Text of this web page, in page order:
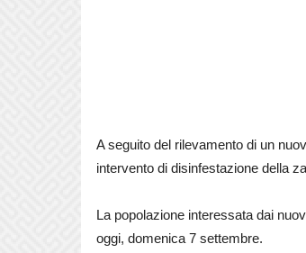
A seguito del rilevamento di un
intervento di disinfestazione della
La popolazione interessata dai
oggi, domenica 7 settembre.